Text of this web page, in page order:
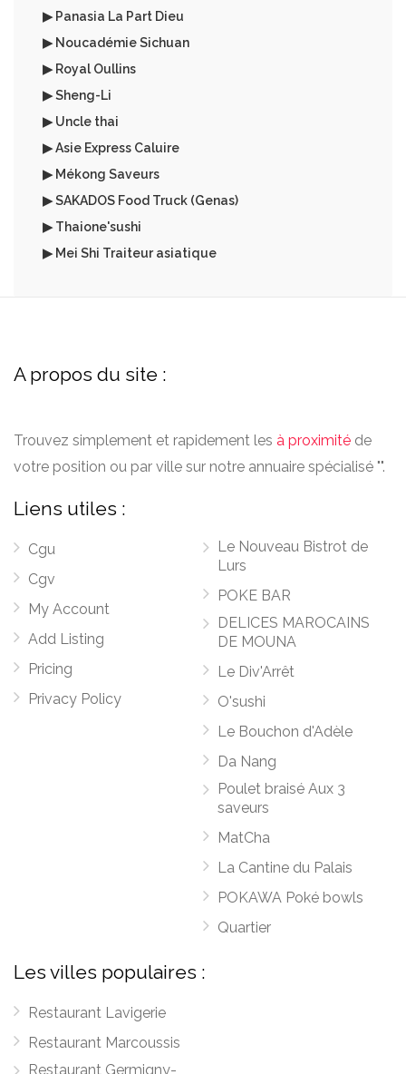
▶ Panasia La Part Dieu
▶ Noucadémie Sichuan
▶ Royal Oullins
▶ Sheng-Li
▶ Uncle thai
▶ Asie Express Caluire
▶ Mékong Saveurs
▶ SAKADOS Food Truck (Genas)
▶ Thaione'sushi
▶ Mei Shi Traiteur asiatique
A propos du site :
Trouvez simplement et rapidement les à proximité de
votre position ou par ville sur notre annuaire spécialisé "".
Liens utiles :
Cgu
Cgv
My Account
Add Listing
Pricing
Privacy Policy
Le Nouveau Bistrot de
Lurs
POKE BAR
DELICES MAROCAINS
DE MOUNA
Le Div'Arrêt
O'sushi
Le Bouchon d'Adèle
Da Nang
Poulet braisé Aux 3
saveurs
MatCha
La Cantine du Palais
POKAWA Poké bowls
Quartier
Les villes populaires :
Restaurant Lavigerie
Restaurant Marcoussis
Restaurant Germigny-